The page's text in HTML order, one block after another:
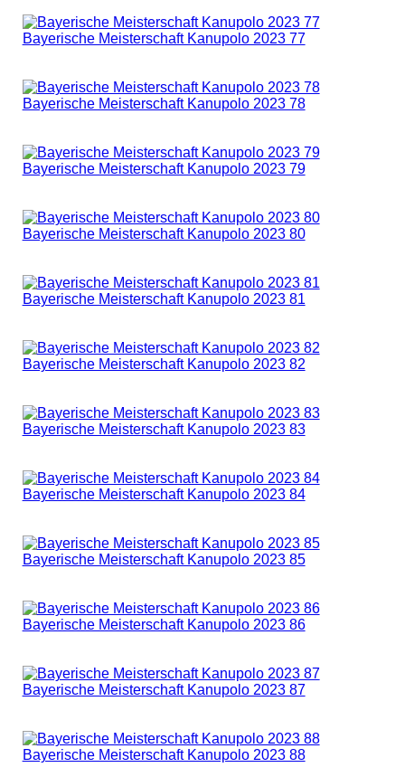
Bayerische Meisterschaft Kanupolo 2023 77
Bayerische Meisterschaft Kanupolo 2023 78
Bayerische Meisterschaft Kanupolo 2023 79
Bayerische Meisterschaft Kanupolo 2023 80
Bayerische Meisterschaft Kanupolo 2023 81
Bayerische Meisterschaft Kanupolo 2023 82
Bayerische Meisterschaft Kanupolo 2023 83
Bayerische Meisterschaft Kanupolo 2023 84
Bayerische Meisterschaft Kanupolo 2023 85
Bayerische Meisterschaft Kanupolo 2023 86
Bayerische Meisterschaft Kanupolo 2023 87
Bayerische Meisterschaft Kanupolo 2023 88